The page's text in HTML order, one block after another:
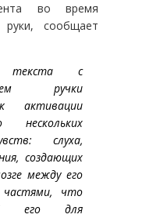
во время
сообщает
текста с
ручки
активации
нескольких
слуха,
создающих
между его
что
его для